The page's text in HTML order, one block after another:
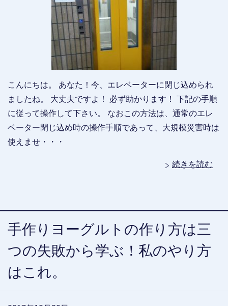
こんにちは。 あなた！今、エレベーターに閉じ込められ
ましたね。 大丈夫ですよ！ 必ず助かります！ 下記の手順
に従って操作して下さい。 なおこの方法は、通常のエレ
ベーター閉じ込め時の操作手順であって、大規模災害時は
使えませ・・・
続きを読む
手作りヨーグルトの作り方は三
つの失敗から学ぶ！私のやり方
はこれ。